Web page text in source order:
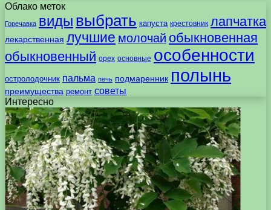
Облако меток
Горечавка виды выбрать капуста крестовник лапчатка
лекарственная лучшие молочай обыкновенная
обыкновенный орех основные особенности
остролодочник пальма печь подмаренник полынь
преимущества ремонт советы
Интересно